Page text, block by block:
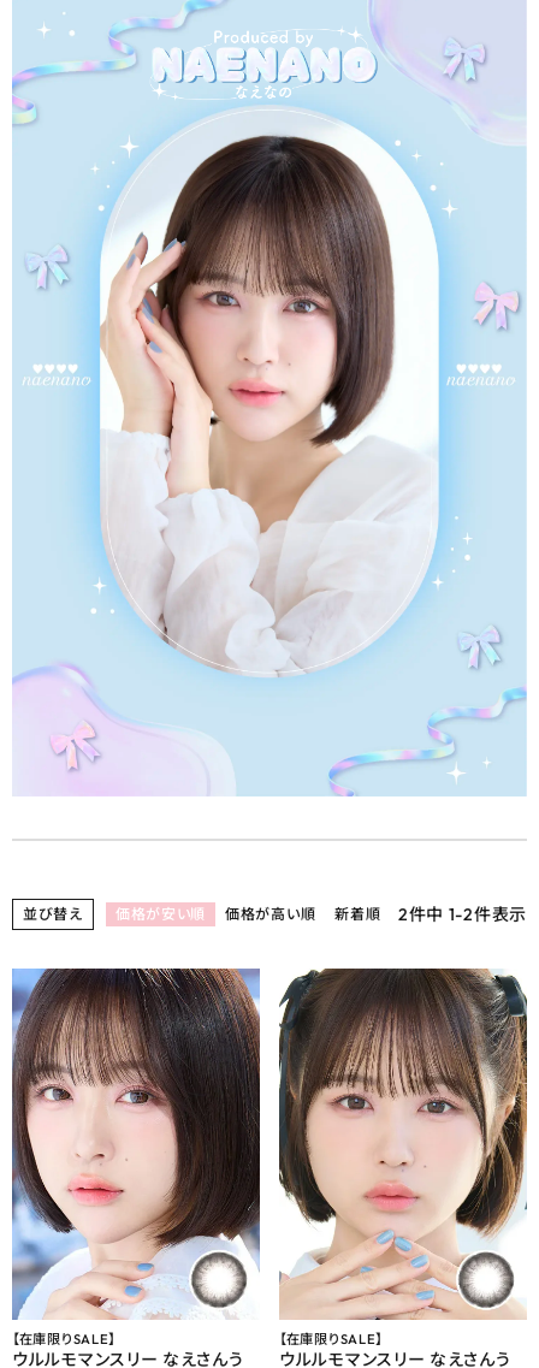
並び替え 価格が安い順 価格が高い順 新着順 2件中 1-2件表示
【在庫限りSALE】
ウルルモマンスリー なえさんう
【在庫限りSALE】
ウルルモマンスリー なえさんう